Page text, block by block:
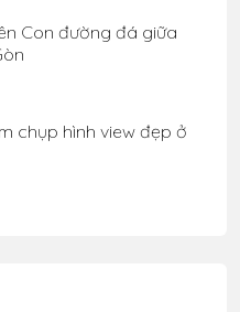
Con đường đá giữa
chụp hình view đẹp ở